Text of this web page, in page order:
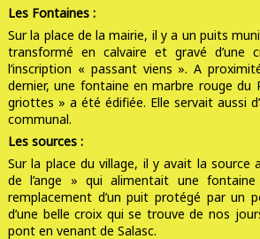
Les Fontaines :
Sur la place de la mairie, il y a un puits
transformé en calvaire et gravé d’une
l’inscription « passant viens ». A
dernier, une fontaine en marbre rouge du
griottes » a été édifiée. Elle servait aussi
communal.
Les sources :
Sur la place du village, il y avait la source
de l’ange » qui alimentait une
remplacement d’un puit protégé par un
d’une belle croix qui se trouve de nos
pont en venant de Salasc.